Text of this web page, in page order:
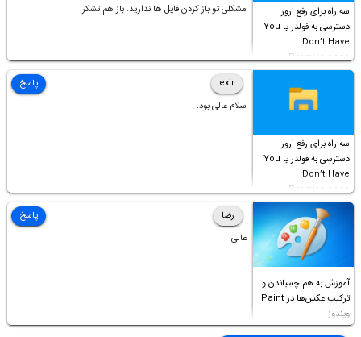
سه راه برای رفع ارور
دسترسی به فولدر یا You
Don’t Have
Permission to
Access this folder
مشکلی تو باز کردن فایل ها ندارید. باز هم تشکر
سه راه برای رفع ارور
دسترسی به فولدر یا You
Don’t Have
Permission to
Access this folder
exir
سلام عالی بود.
پاسخ
آموزش به هم چسباندن و
ترکیب عکس‌ها در Paint
ویندوز
رضا
عالی
پاسخ